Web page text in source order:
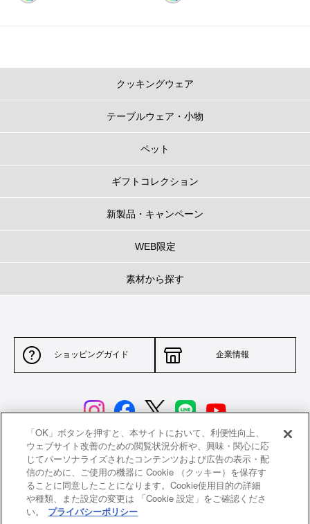
クッキングウェア
テーブルウェア・小物
ペット
ギフトコレクション
新製品・キャンペーン
WEB限定
素材から探す
ショッピングガイド 企業情報
サイトポリシー 特定商取引法に基づく表示
並行輸入品について 個人情報保護方針
返品について
「OK」ボタンを押すと、本サイトにおいて、利便性向上、
ウェブサイト改善のための閲覧状況分析や、興味・関心に応
じてパーソナライズされたコンテンツおよび広告の表示・配
信のために、ご使用の機器に Cookie （クッキー）を保存す
ることに同意したことになります。Cookie使用目的の詳細
や種類、また設定の変更は 「Cookie 設定」をご確認くださ
い。
プライバシーポリシー